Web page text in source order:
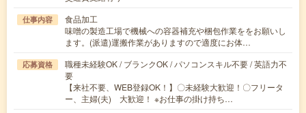
仕事内容
食品加工
味噌の製造工場で機械への容器補充や梱包作業ををお願いし
ます。(派遣)運搬作業がありますので適度にお体…
応募資格
職種未経験OK / ブランクOK / パソコンスキル不要 / 英語力不
要
【来社不要、WEB登録OK！】〇未経験大歓迎！〇フリータ
ー、主婦(夫) 大歓迎！ ※お仕事の掛け持ち…